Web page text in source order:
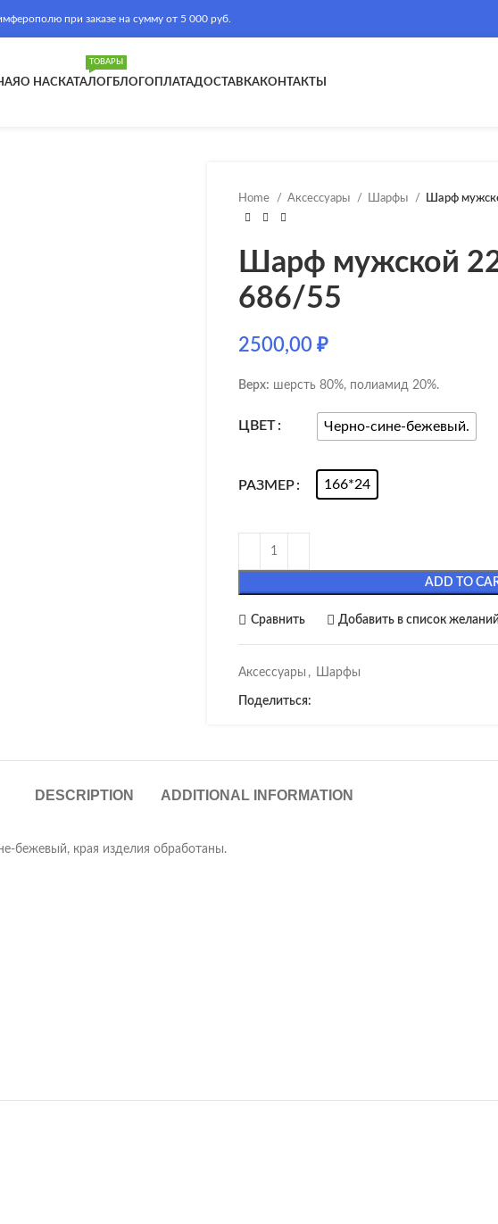
при заказе на сумму от 5 000 руб.
О НАСКАТАЛОГ
ТОВАРЫ
БЛОГОПЛАТАДОСТАВКАКОНТАКТЫ
Home Аксессуары Шарфы Шарф
Шарф мужской
686/55
2500,00 ₽
Верх: шерсть 80%, полиамид 20%.
ЦВЕТ Черно-сине-бежевый.
РАЗМЕР 166*24
ADD TO
Сравнить Добавить в список
Аксессуары , Шарфы
Поделиться:
DESCRIPTION ADDITIONAL INFORMATION
бежевый, края изделия обработаны.